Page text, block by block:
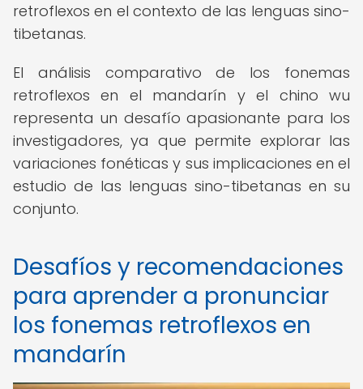
retroflexos en el contexto de las lenguas sino-
tibetanas.
El análisis comparativo de los fonemas
retroflexos en el mandarín y el chino wu
representa un desafío apasionante para los
investigadores, ya que permite explorar las
variaciones fonéticas y sus implicaciones en el
estudio de las lenguas sino-tibetanas en su
conjunto.
Desafíos y recomendaciones
para aprender a pronunciar
los fonemas retroflexos en
mandarín